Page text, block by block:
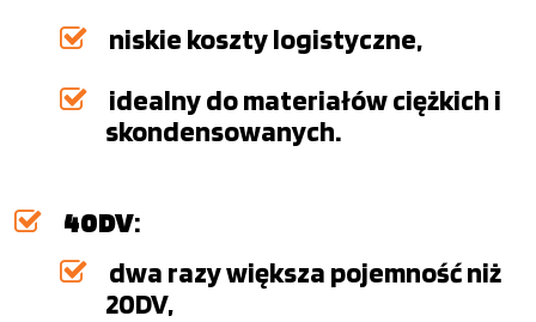
niskie koszty logistyczne,
idealny do materiałów ciężkich i
skondensowanych.
40DV:
dwa razy większa pojemność niż
20DV,